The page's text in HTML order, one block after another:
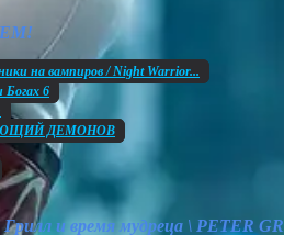
на вампиров / Night Warrior...
Богах 6
ДЕМОНОВ
и время мудреца \ PETER